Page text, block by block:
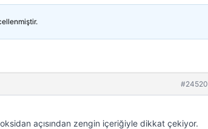
#24520
açısından zengin içeriğiyle dikkat çekiyor.